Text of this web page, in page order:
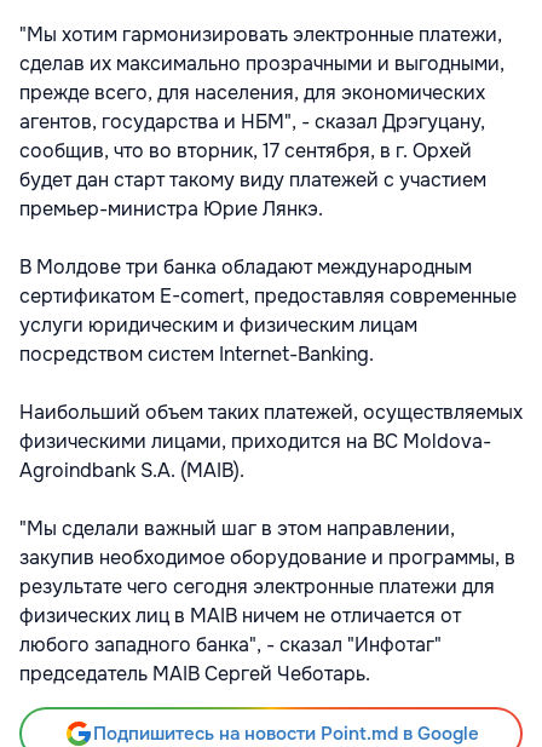
"Мы хотим гармонизировать электронные платежи,
сделав их максимально прозрачными и выгодными,
прежде всего, для населения, для экономических
агентов, государства и НБМ", - сказал Дрэгуцану,
сообщив, что во вторник, 17 сентября, в г. Орхей
будет дан старт такому виду платежей с участием
премьер-министра Юрие Лянкэ.
В Молдове три банка обладают международным
сертификатом E-comert, предоставляя современные
услуги юридическим и физическим лицам
посредством систем Internet-Banking.
Наибольший объем таких платежей, осуществляемых
физическими лицами, приходится на BC Moldova-
Agroindbank S.A. (MAIB).
"Мы сделали важный шаг в этом направлении,
закупив необходимое оборудование и программы, в
результате чего сегодня электронные платежи для
физических лиц в MAIB ничем не отличается от
любого западного банка", - сказал "Инфотаг"
председатель MAIB Сергей Чеботарь.
Подпишитесь на новости Point.md в Google